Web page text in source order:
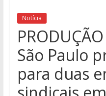
Responsabilidade
Notícia
São Paulo
para duas